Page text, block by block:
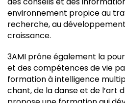
environnement propice au
recherche, au
croissance.
3AMI prône également la
et des compétences de vie
formation à intelligence
chant, de la danse et de l’art